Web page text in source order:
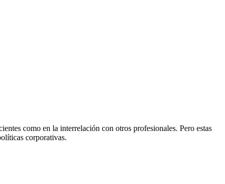
como en la interrelación con otros profesionales. Pero estas
corporativas.